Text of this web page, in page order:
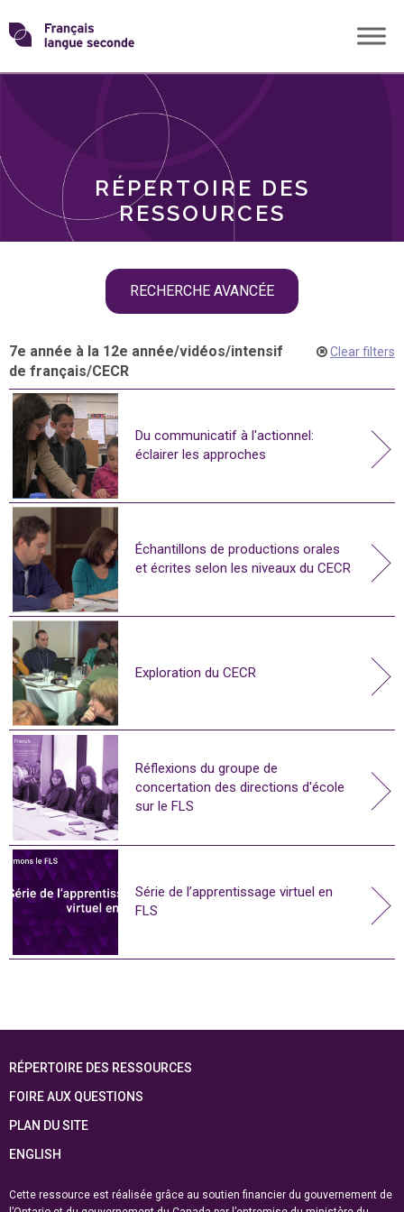
Skip
toTransformons
langue
RÉPERTOIRE DES
RESSOURCES
RECHERCHE AVANCÉE
THÈMES
7e année à la 12e année/vidéos/intensif
de français/CECR
Clear filters
Du communicatif à l'actionnel:
éclairer les approches
Échantillons de productions orales
et écrites selon les niveaux du CECR
Exploration du CECR
Réflexions du groupe de
concertation des directions d'école
sur le FLS
Série de l’apprentissage virtuel en
FLS
RÉPERTOIRE DES RESSOURCES
FOIRE AUX QUESTIONS
PLAN DU SITE
ENGLISH
Cette ressource est réalisée grâce au soutien financier du gouvernement de